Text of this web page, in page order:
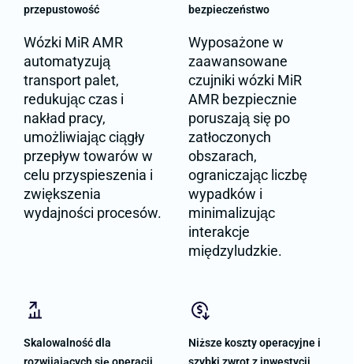
przepustowość
Wózki MiR AMR
automatyzują
transport palet,
redukując czas i
nakład pracy,
umożliwiając ciągły
przepływ towarów w
celu przyspieszenia i
zwiększenia
wydajności procesów.
bezpieczeństwo
Wyposażone w
zaawansowane
czujniki wózki MiR
AMR bezpiecznie
poruszają się po
zatłoczonych
obszarach,
ograniczając liczbę
wypadków i
minimalizując
interakcje
międzyludzkie.
Skalowalność dla
Niższe koszty operacyjne i